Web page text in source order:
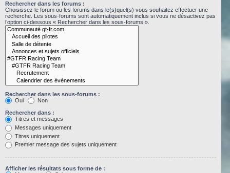
Rechercher dans les forums :
Choisissez le forum ou les forums dans le(s)quel(s) vous souhaitez effectuer une
recherche. Les sous-forums sont automatiquement inclus si vous ne désactivez pas
l’option ci-dessous « Rechercher dans les sous-forums ».
Rechercher dans les sous-forums :
Oui
Non
Rechercher dans :
Titres et messages
Messages uniquement
Titres uniquement
Premier message des sujets uniquement
Afficher les résultats sous forme de :